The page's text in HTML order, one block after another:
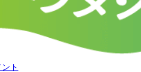
ト